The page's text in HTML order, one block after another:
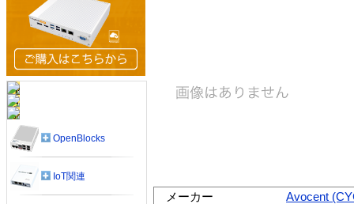
メーカー
Avocent
OpenBlocks
IoT関連